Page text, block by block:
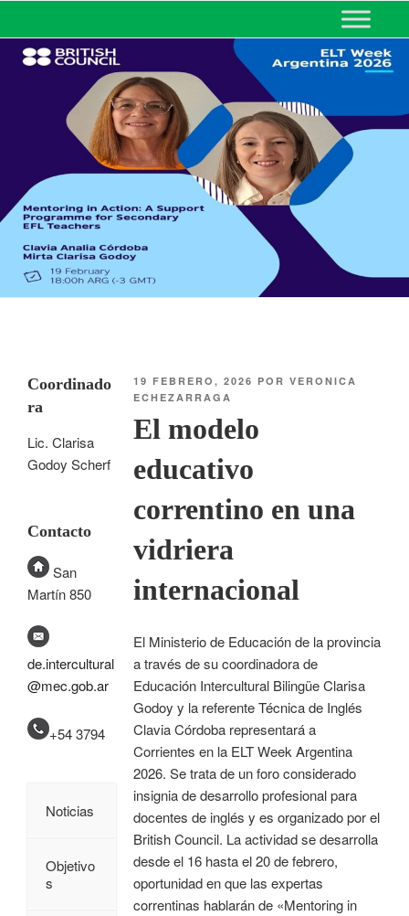
MINISTERIO DE EDUCACIÓN
DE CORRIENTES
19 FEBRERO, 2026 PORVERONICA
ECHEZARRAGA
El modelo
educativo
correntino en una
vidriera
internacional
El Ministerio de Educación de la provincia
a través de su coordinadora de
Educación Intercultural Bilingüe Clarisa
Godoy y la referente Técnica de Inglés
Clavia Córdoba representará a
Corrientes en la ELT Week Argentina
2026. Se trata de un foro considerado
insignia de desarrollo profesional para
docentes de inglés y es organizado por el
British Council. La actividad se desarrolla
desde el 16 hasta el 20 de febrero,
oportunidad en que las expertas
correntinas hablarán de «Mentoring in
Coordinado
ra
Lic. Clarisa
Godoy Scherf
Contacto
San
Martín 850
de.intercultural
@mec.gob.ar
+54 3794
Noticias
Objetivo
s